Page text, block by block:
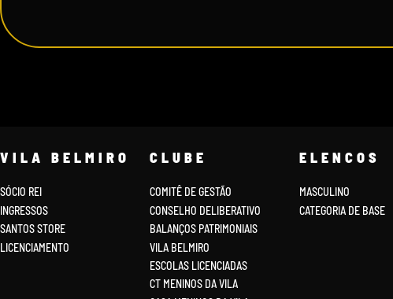
VILA BELMIRO
SÓCIO REI
INGRESSOS
SANTOS STORE
LICENCIAMENTO
CLUBE
COMITÊ DE GESTÃO
CONSELHO DELIBERATIVO
BALANÇOS PATRIMONIAIS
VILA BELMIRO
ESCOLAS LICENCIADAS
CT MENINOS DA VILA
ELENCOS
MASCULINO
CATEGORIA DE BASE